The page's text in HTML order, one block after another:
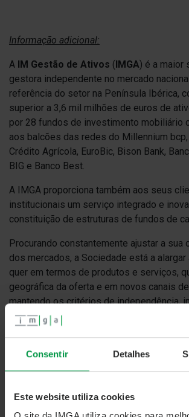
Consentir Detalhes
Este website utiliza cookies
Informação adicional:
A IM Gestão de Ativos (IMGA) é a maior
gestora independente no mercado
referência do setor na Península Ibérica,
superior a 3,6 mil milhões de euros de
por 28 fundos de investimento mobiliário
aos balcões das redes do Millennium
Crédito Agrícola, EuroBic, Bison Bank,
BIG e Banco Best.
A IMGA proporciona também aos seus
institucionais um serviço integrado e
constituição de estruturas de fundos de
Procurando constantemente ajustar a sua
dos mercados, a Sociedade está a alargar
quer em termos de produtos e serviços,
geográfica da oferta e em novos canais
mantendo os critérios de independência,
diversificação e rigor que a caracterizam.
IMGA